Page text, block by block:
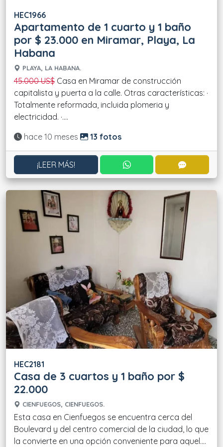
HEC1966
Apartamento de 1 cuarto y 1 baño
por $ 23.000 en Miramar, Playa, La
Habana
PLAYA, LA HABANA.
45.000 US$ Casa en Miramar de construcción
capitalista y puerta a la calle. Otras características: ·
Totalmente reformada, incluida plomeria y
electricidad. ·....
Actualizado:
hace 10 meses 13 fotos
¡LEER MÁS! CONTACTAR POR
HEC2181
Casa de 3 cuartos y 1 baño por $
22.000
CIENFUEGOS, CIENFUEGOS.
Esta casa en Cienfuegos se encuentra cerca del
Boulevard y del centro comercial de la ciudad, lo que
la convierte en una opción conveniente para aquel....